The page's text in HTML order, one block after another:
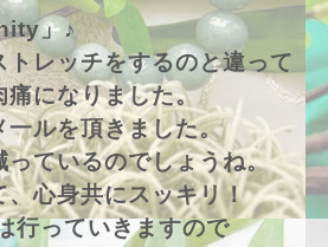
」♪
トレッチをするのと違って
痛になりました。
一ルを頂きました。
ているのでしょうね。
心身共にスッキリ！
っていきますので